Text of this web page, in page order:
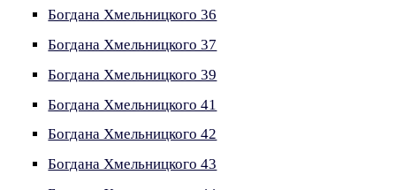
Богдана Хмельницкого 36
Богдана Хмельницкого 37
Богдана Хмельницкого 39
Богдана Хмельницкого 41
Богдана Хмельницкого 42
Богдана Хмельницкого 43